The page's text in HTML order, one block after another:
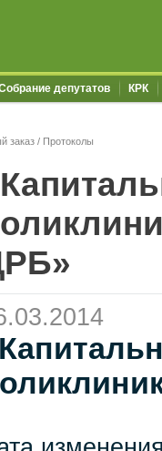
депутатов КРК
заказ / Протоколы